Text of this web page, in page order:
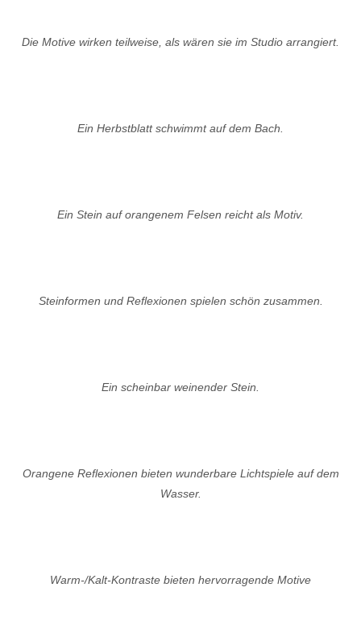
Die Motive wirken teilweise, als wären sie im Studio arrangiert.
Ein Herbstblatt schwimmt auf dem Bach.
Ein Stein auf orangenem Felsen reicht als Motiv.
Steinformen und Reflexionen spielen schön zusammen.
Ein scheinbar weinender Stein.
Orangene Reflexionen bieten wunderbare Lichtspiele auf dem
Wasser.
Warm-/Kalt-Kontraste bieten hervorragende Motive